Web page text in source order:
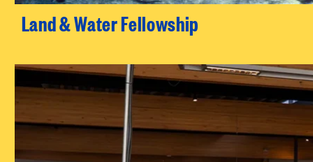
Land & Water Fellowship